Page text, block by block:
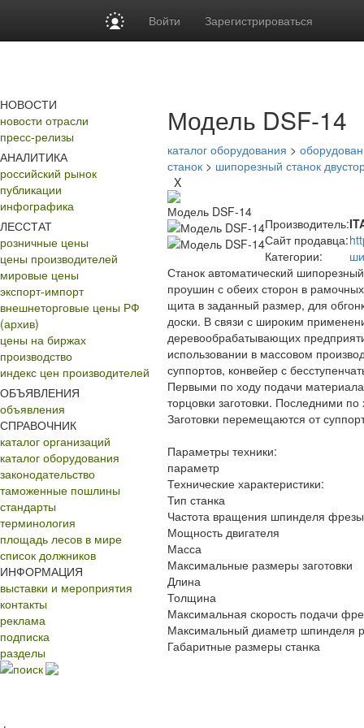
Войти Зарегистрироваться
НОВОСТИ
новости отрасли
пресс-релизы
АНАЛИТИКА
российский рынок
публикации
инфографика
ЛЕССТАТ
розничные цены
цены производителей
мировые цены
экспорт-импорт
внешнеторговые цены РФ
(архив)
цены на биржах
производство
индекс цен производителей
ОБЪЯВЛЕНИЯ
объявления
СПРАВОЧНИК
каталог организаций
каталог оборудования
законодательство
таможенные пошлины
стандарты
терминология
площадь лесов в мире
список должников
ИНФОРМАЦИЯ
выставки и мероприятия
контакты
реклама
подписка
разделы
поиск
Модель DSF-14
каталог оборудования >
станок > шипорезный станок
X
Модель DSF-14
Производитель:
Сайт продавца:
Категории:
Станок автоматический
проушин с обеих сторон в
щита в заданный размер, для
доски. В связи с широким
деревообрабатывающих
использовании в массовом
суппортов, конвейер с
Первыми по ходу подачи
торцовки заготовки. Последними
Заготовки перемещаются от
Параметры техники:
параметр
Технические характеристики:
Тип станка
Частота вращения шпинделя фрезы
Мощность двигателя
Масса
Максимальные размеры заготовки
Длина
Толщина
Максимальная скорость подачи
Максимальный диаметр шпинделя
Габаритные размеры станка